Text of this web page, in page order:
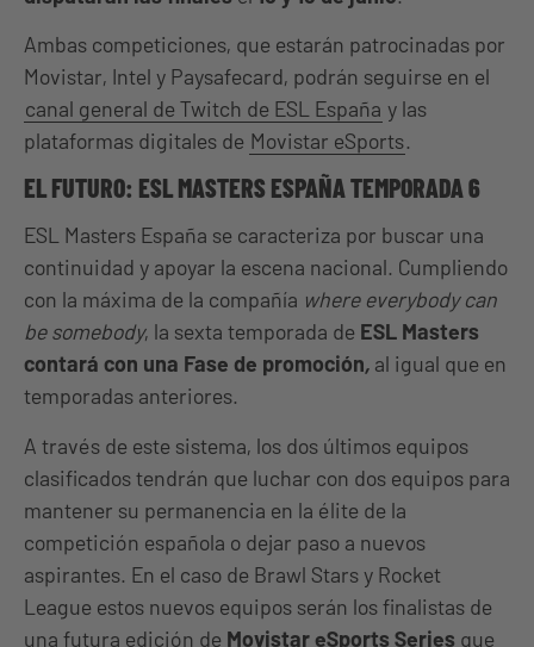
Ambas competiciones, que estarán patrocinadas por
Movistar, Intel y Paysafecard, podrán seguirse en el
canal general de Twitch de ESL España y las
plataformas digitales de Movistar eSports.
EL FUTURO: ESL MASTERS ESPAÑA TEMPORADA 6
ESL Masters España se caracteriza por buscar una
continuidad y apoyar la escena nacional. Cumpliendo
con la máxima de la compañía where everybody can
be somebody, la sexta temporada de ESL Masters
contará con una Fase de promoción, al igual que en
temporadas anteriores.
A través de este sistema, los dos últimos equipos
clasificados tendrán que luchar con dos equipos para
mantener su permanencia en la élite de la
competición española o dejar paso a nuevos
aspirantes. En el caso de Brawl Stars y Rocket
League estos nuevos equipos serán los finalistas de
una futura edición de Movistar eSports Series que